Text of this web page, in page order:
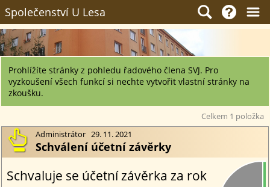
Společenství U Lesa
Prohlížíte stránky z pohledu řadového člena SVJ. Pro
vyzkoušení všech funkcí si nechte vytvořit vlastní stránky na
zkoušku.
Celkem 1 položka
 Administrátor 29. 11. 2021
Schválení účetní závěrky